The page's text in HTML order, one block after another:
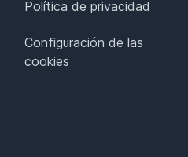
Política de privacidad
Configuración de las
cookies